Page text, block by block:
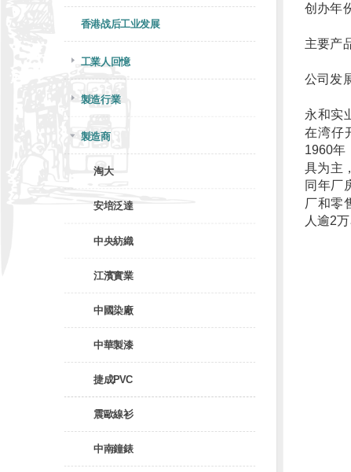
香港战后工业发展
工業人回憶
製造行業
製造商
淘大
安培泛達
中央紡織
江濱實業
中國染廠
中華製漆
捷成PVC
震歐線衫
中南鐘錶
创办年
主要产
公司发
永和实
在湾仔
1960年
具为主
同年厂
厂和零
人逾2